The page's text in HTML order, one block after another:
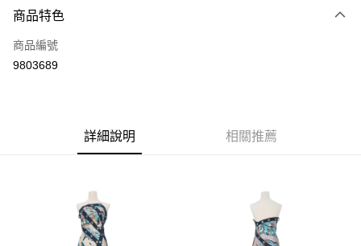
信用卡一次付款
LINE Pay
每筆NT$80，滿NT$5,000(含以上)免運費
商品特色
商品編號
9803689
詳細說明 相關推薦